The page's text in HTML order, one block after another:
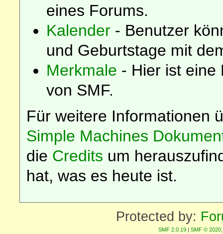
eines Forums.
Kalender - Benutzer
und Geburtstage mit
Merkmale - Hier ist eine
von SMF.
Für weitere Informationen
Simple Machines
die Credits um
hat, was es heute ist.
Protected by:
SMF 2.0.19 | SMF © 2020